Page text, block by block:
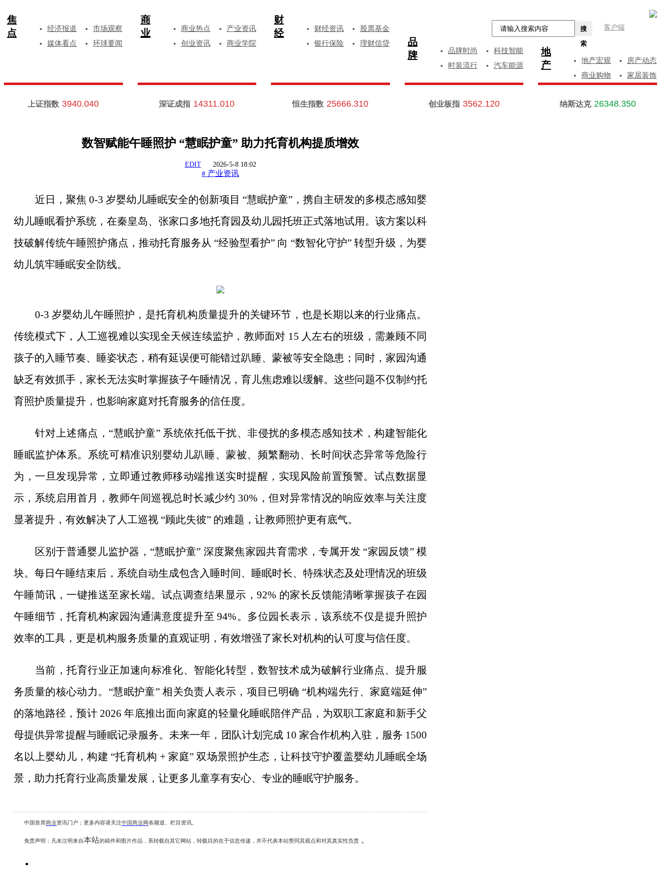
客户端
搜
索
焦
点
经济报道
市场观察
媒体看点
环球要闻
商
业
商业热点
产业资讯
创业资讯
商业学院
财
经
财经资讯
股票基金
银行保险
理财信贷
品
牌
品牌时尚
科技智能
时装流行
汽车能源
地
产
地产宏观
房产动态
商业购物
家居装饰
上证指数 3940.040 深证成指 14311.010 恒生指数 25666.310 创业板指 3562.120 纳斯达克 26348.350
数智赋能午睡照护 “慧眠护童” 助力托育机构提质增效
EDIT 2026-5-8 18:02
# 产业资讯
近日，聚焦 0-3 岁婴幼儿睡眠安全的创新项目 “慧眠护童”，携自主研发的多模态感知婴
幼儿睡眠看护系统，在秦皇岛、张家口多地托育园及幼儿园托班正式落地试用。该方案以科
技破解传统午睡照护痛点，推动托育服务从 “经验型看护” 向 “数智化守护” 转型升级，为婴
幼儿筑牢睡眠安全防线。
0-3 岁婴幼儿午睡照护，是托育机构质量提升的关键环节，也是长期以来的行业痛点。
传统模式下，人工巡视难以实现全天候连续监护，教师面对 15 人左右的班级，需兼顾不同
孩子的入睡节奏、睡姿状态，稍有延误便可能错过趴睡、蒙被等安全隐患；同时，家园沟通
缺乏有效抓手，家长无法实时掌握孩子午睡情况，育儿焦虑难以缓解。这些问题不仅制约托
育照护质量提升，也影响家庭对托育服务的信任度。
针对上述痛点， “慧眠护童” 系统依托低干扰、非侵扰的多模态感知技术，构建智能化
睡眠监护体系。系统可精准识别婴幼儿趴睡、蒙被、频繁翻动、长时间状态异常等危险行
为，一旦发现异常，立即通过教师移动端推送实时提醒，实现风险前置预警。试点数据显
示，系统启用首月，教师午间巡视总时长减少约 30%，但对异常情况的响应效率与关注度
显著提升，有效解决了人工巡视 “顾此失彼” 的难题，让教师照护更有底气。
区别于普通婴儿监护器， “慧眠护童” 深度聚焦家园共育需求，专属开发 “家园反馈” 模
块。每日午睡结束后，系统自动生成包含入睡时间、睡眠时长、特殊状态及处理情况的班级
午睡简讯，一键推送至家长端。试点调查结果显示，92% 的家长反馈能清晰掌握孩子在园
午睡细节，托育机构家园沟通满意度提升至 94%。多位园长表示，该系统不仅是提升照护
效率的工具，更是机构服务质量的直观证明，有效增强了家长对机构的认可度与信任度。
当前，托育行业正加速向标准化、智能化转型，数智技术成为破解行业痛点、提升服
务质量的核心动力。 “慧眠护童” 相关负责人表示，项目已明确 “机构端先行、家庭端延伸”
的落地路径，预计 2026 年底推出面向家庭的轻量化睡眠陪伴产品，为双职工家庭和新手父
母提供异常提醒与睡眠记录服务。未来一年，团队计划完成 10 家合作机构入驻，服务 1500
名以上婴幼儿，构建 “托育机构 + 家庭” 双场景照护生态，让科技守护覆盖婴幼儿睡眠全场
景，助力托育行业高质量发展，让更多儿童享有安心、专业的睡眠守护服务。
中国首席商业资讯门户；更多内容请关注中国商业网各频道、栏目资讯
免责声明：凡未注明来自本站的稿件和图片作品，系转载自其它网站，转载目的在于信息传递，并不代表本站赞同其观点和对其真实性负责 。